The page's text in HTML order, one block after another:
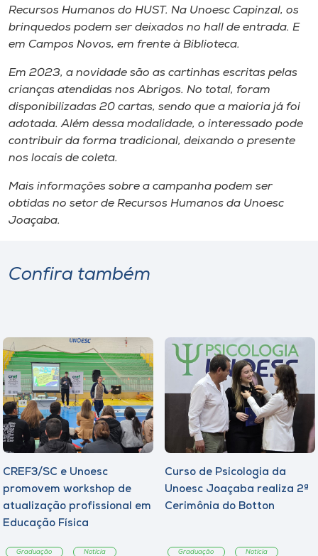
Selecione
A+
A-
Recursos Humanos do HUST. Na Unoesc Capinzal, os
brinquedos podem ser deixados no hall de entrada. E
em Campos Novos, em frente à Biblioteca.
Em 2023, a novidade são as cartinhas escritas pelas
crianças atendidas nos Abrigos. No total, foram
disponibilizadas 20 cartas, sendo que a maioria já foi
adotada. Além dessa modalidade, o interessado pode
contribuir da forma tradicional, deixando o presente
nos locais de coleta.
Mais informações sobre a campanha podem ser
obtidas no setor de Recursos Humanos da Unoesc
Joaçaba.
Confira também
CREF3/SC e Unoesc
promovem workshop de
atualização profissional em
Educação Física
Graduação Notícia
Curso de Psicologia da
Unoesc Joaçaba realiza 2ª
Cerimônia do Botton
Graduação Notícia